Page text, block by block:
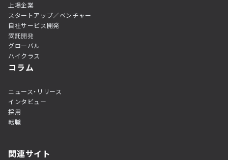
上場企業
スタートアップ／ベンチャー
自社サービス開発
受託開発
グローバル
ハイクラス
コラム
ニュース・リリース
インタビュー
採用
転職
関連サイト